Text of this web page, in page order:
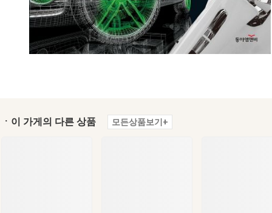
ㆍ이 가게의 다른 상품 모든상품보기+